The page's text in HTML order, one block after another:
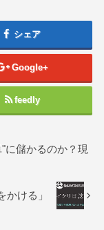
シェア
Google+
feedly
に儲かるのか？現
かける」